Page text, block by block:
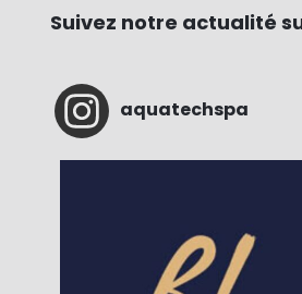
Suivez notre actualité
aquatechspa